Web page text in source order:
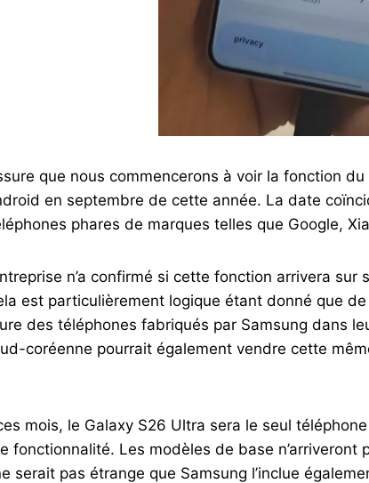
que nous commencerons à voir la fonction
en septembre de cette année. La date
phares de marques telles que Google,
n’a confirmé si cette fonction arrivera sur
est particulièrement logique étant donné que
des téléphones fabriqués par Samsung dans
coréenne pourrait également vendre cette
mois, le Galaxy S26 Ultra sera le seul
fonctionnalité. Les modèles de base n’arriveront
serait pas étrange que Samsung l’inclue